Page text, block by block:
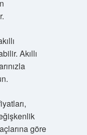
Akıllı
göre